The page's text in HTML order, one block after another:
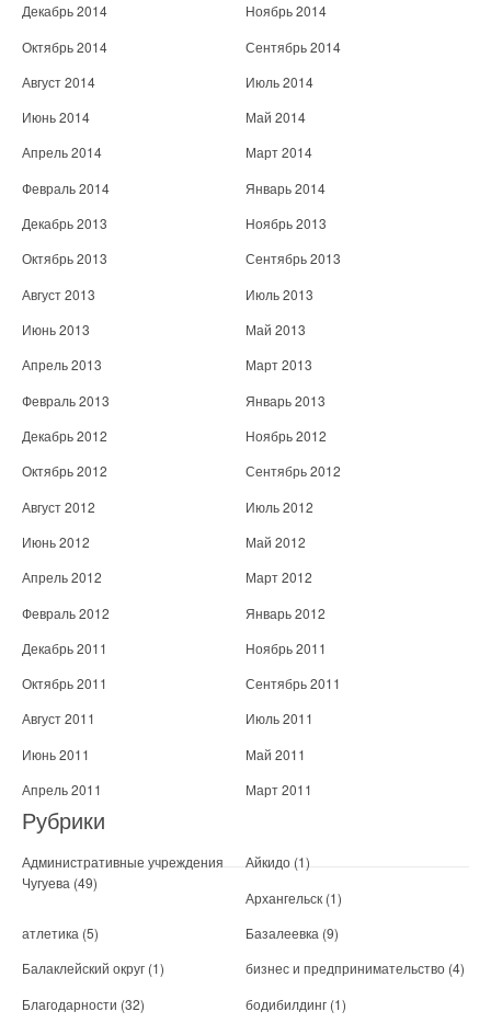
Декабрь 2014
Ноябрь 2014
Октябрь 2014
Сентябрь 2014
Август 2014
Июль 2014
Июнь 2014
Май 2014
Апрель 2014
Март 2014
Февраль 2014
Январь 2014
Декабрь 2013
Ноябрь 2013
Октябрь 2013
Сентябрь 2013
Август 2013
Июль 2013
Июнь 2013
Май 2013
Апрель 2013
Март 2013
Февраль 2013
Январь 2013
Декабрь 2012
Ноябрь 2012
Октябрь 2012
Сентябрь 2012
Август 2012
Июль 2012
Июнь 2012
Май 2012
Апрель 2012
Март 2012
Февраль 2012
Январь 2012
Декабрь 2011
Ноябрь 2011
Октябрь 2011
Сентябрь 2011
Август 2011
Июль 2011
Июнь 2011
Май 2011
Апрель 2011
Март 2011
Рубрики
Административные учреждения
Чугуева (49)
Айкидо (1)
Архангельск (1)
атлетика (5) Базалеевка (9)
Балаклейский округ (1) бизнес и предпринимательство (4)
Благодарности (32) бодибилдинг (1)